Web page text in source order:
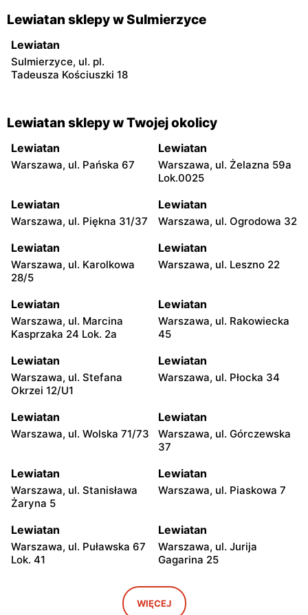
Lewiatan sklepy w Sulmierzyce
Lewiatan
Sulmierzyce, ul. pl.
Tadeusza Kościuszki 18
Lewiatan sklepy w Twojej okolicy
Lewiatan
Warszawa, ul. Pańska 67
Lewiatan
Warszawa, ul. Żelazna 59a
Lok.0025
Lewiatan
Warszawa, ul. Piękna 31/37
Lewiatan
Warszawa, ul. Ogrodowa 32
Lewiatan
Warszawa, ul. Karolkowa
28/5
Lewiatan
Warszawa, ul. Leszno 22
Lewiatan
Warszawa, ul. Marcina
Kasprzaka 24 Lok. 2a
Lewiatan
Warszawa, ul. Rakowiecka
45
Lewiatan
Warszawa, ul. Stefana
Okrzei 12/U1
Lewiatan
Warszawa, ul. Płocka 34
Lewiatan
Warszawa, ul. Wolska 71/73
Lewiatan
Warszawa, ul. Górczewska
37
Lewiatan
Warszawa, ul. Stanisława
Żaryna 5
Lewiatan
Warszawa, ul. Piaskowa 7
Lewiatan
Warszawa, ul. Puławska 67
Lok. 41
Lewiatan
Warszawa, ul. Jurija
Gagarina 25
Warszawa, ul. Egipska 4
Lewiatan
Warszawa, ul. Elbląska 37
WIĘCEJ